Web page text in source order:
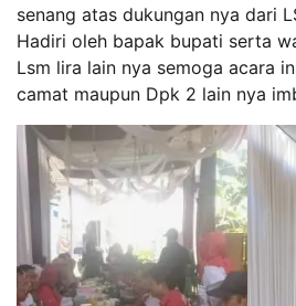
senang atas dukungan nya dari
Hadiri oleh bapak bupati serta
Lsm lira lain nya semoga acara
camat maupun Dpk 2 lain nya